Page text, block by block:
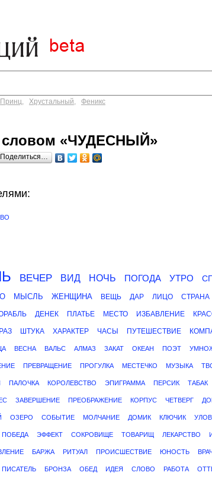
Принц, Хрустальный, Феникс
словом «ЧУДЕСНЫЙ»
Поделиться…
ВЕЧЕР ВИД НОЧЬ ПОГОДА УТРО
МЫСЛЬ ЖЕНЩИНА ВЕЩЬ ДАР ЛИЦО СТРАНА
ДЕНЕК ПЛАТЬЕ МЕСТО ИЗБАВЛЕНИЕ
ШТУКА ХАРАКТЕР ЧАСЫ ПУТЕШЕСТВИЕ
ВЕСНА ВАЛЬС АЛМАЗ ЗАКАТ ОКЕАН ПОЭТ
ПРЕВРАЩЕНИЕ ПРОГУЛКА МЕСТЕЧКО МУЗЫКА
ПАЛОЧКА КОРОЛЕВСТВО ЭПИГРАММА ПЕРСИК ТАБАК
ЗАВЕРШЕНИЕ ПРЕОБРАЖЕНИЕ КОРПУС ЧЕТВЕРГ
ОЗЕРО СОБЫТИЕ МОЛЧАНИЕ ДОМИК КЛЮЧИК
ПОБЕДА ЭФФЕКТ СОКРОВИЩЕ ТОВАРИЩ ЛЕКАРСТВО
БАРЖА РИТУАЛ ПРОИСШЕСТВИЕ ЮНОСТЬ
ПИСАТЕЛЬ БРОНЗА ОБЕД ИДЕЯ СЛОВО РАБОТА